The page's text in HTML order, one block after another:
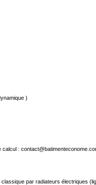
)
:
par radiateurs électriques